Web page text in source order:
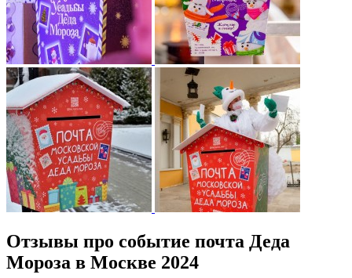
Отзывы про событие почта Деда
Мороза в Москве 2024